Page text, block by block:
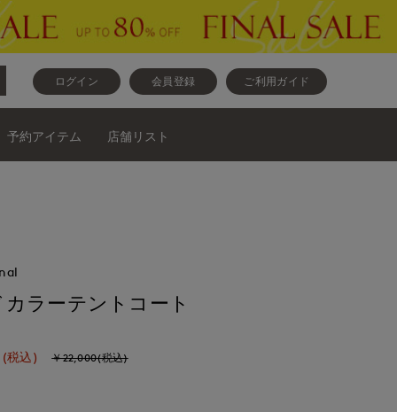
ログイン 会員登録 ご利用ガイド
予約アイテム 店舗リスト
ラーテントコート
(税込) ￥22,000(税込)